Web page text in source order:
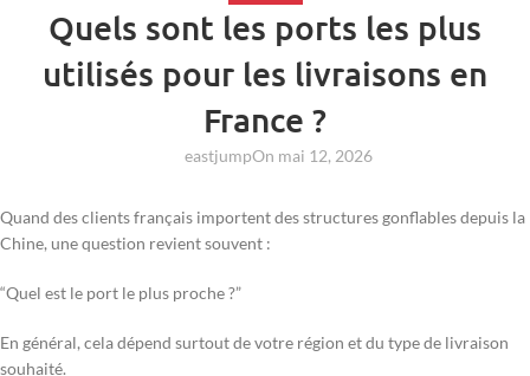
Quels sont les ports les plus
utilisés pour les livraisons en
France ?
eastjumpOn mai 12, 2026
Quand des clients français importent des structures gonflables depuis la
Chine, une question revient souvent :
“Quel est le port le plus proche ?”
En général, cela dépend surtout de votre région et du type de livraison
souhaité.